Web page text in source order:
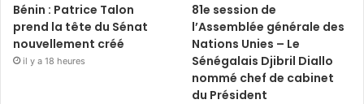
Bénin : Patrice Talon
prend la tête du Sénat
nouvellement créé
il y a 18 heures
81e session de
l’Assemblée générale des
Nations Unies – Le
Sénégalais Djibril Diallo
nommé chef de cabinet
du Président